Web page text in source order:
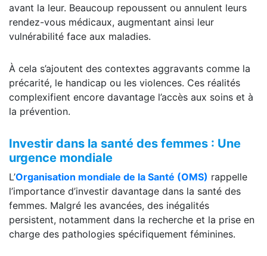
avant la leur. Beaucoup repoussent ou annulent leurs
rendez-vous médicaux, augmentant ainsi leur
vulnérabilité face aux maladies.
À cela s’ajoutent des contextes aggravants comme la
précarité, le handicap ou les violences. Ces réalités
complexifient encore davantage l’accès aux soins et à
la prévention.
Investir dans la santé des femmes : Une
urgence mondiale
L’Organisation mondiale de la Santé (OMS) rappelle
l’importance d’investir davantage dans la santé des
femmes. Malgré les avancées, des inégalités
persistent, notamment dans la recherche et la prise en
charge des pathologies spécifiquement féminines.